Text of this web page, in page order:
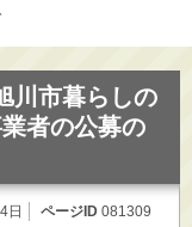
川市暮らしの
者の公募の
日 ページID 081309